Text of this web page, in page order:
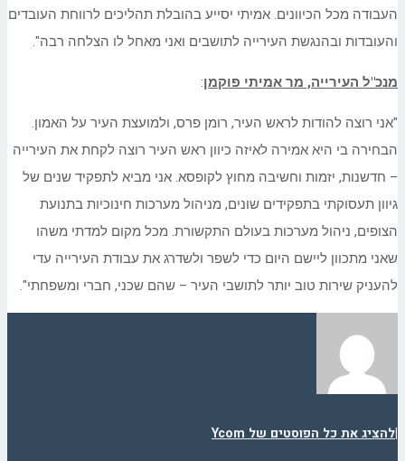
העבודה מכל הכיוונים. אמיתי יסייע בהובלת תהליכים לרווחת העובדים
והעובדות ובהנגשת העירייה לתושבים ואני מאחל לו הצלחה רבה".
מנכ"ל העירייה, מר אמיתי פוקמן:
"אני רוצה להודות לראש העיר, רומן פרס, ולמועצת העיר על האמון.
הבחירה בי היא אמירה לאיזה כיוון ראש העיר רוצה לקחת את העירייה
– חדשנות, יזמות וחשיבה מחוץ לקופסא. אני מביא לתפקיד שנים של
גיוון תעסוקתי בתפקידים שונים, מניהול מערכות חינוכיות בתנועת
הצופים, ניהול מערכות בעולם התקשורת. מכל מקום למדתי משהו
שאני מתכוון ליישם היום כדי לשפר ולשדרג את עבודת העירייה עדי
להעניק שירות טוב יותר לתושבי העיר – שהם שכני, חברי ומשפחתי".
|להציג את כל הפוסטים של Ycom